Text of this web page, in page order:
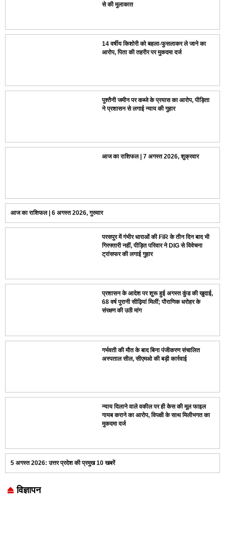
से की मुलाकात
14 वर्षीय किशोरी को बहला-फुसलाकर ले जाने का
आरोप, पिता की तहरीर पर मुकदमा दर्ज
पुश्तैनी जमीन पर कब्जे के प्रयास का आरोप, पीड़िता
ने प्रशासन से लगाई न्याय की गुहार
आज का राशिफल | 7 अगस्त 2026, शुक्रवार
आज का राशिफल | 6 अगस्त 2026, गुरुवार
परसपुर में गंभीर धाराओं की FIR के तीन दिन बाद भी
गिरफ्तारी नहीं, पीड़ित परिवार ने DIG से विवेचना
ट्रांसफर की लगाई गुहार
प्रशासन के आदेश पर शुरू हुई अगस्त कुंड की खुदाई,
68 वर्ष पुरानी सीढ़ियां मिलीं; पौराणिक धरोहर के
संरक्षण की उठी मांग
गर्भवती की मौत के बाद बिना पंजीकरण संचालित
अस्पताल सील, सीएमओ की बड़ी कार्रवाई
न्याय दिलाने वाले वकील पर ही केस की मूल फाइल
गायब कराने का आरोप, विपक्षी के साथ मिलीभगत का
मुकदमा दर्ज
5 अगस्त 2026: उत्तर प्रदेश की प्रमुख 10 खबरें
विज्ञापन